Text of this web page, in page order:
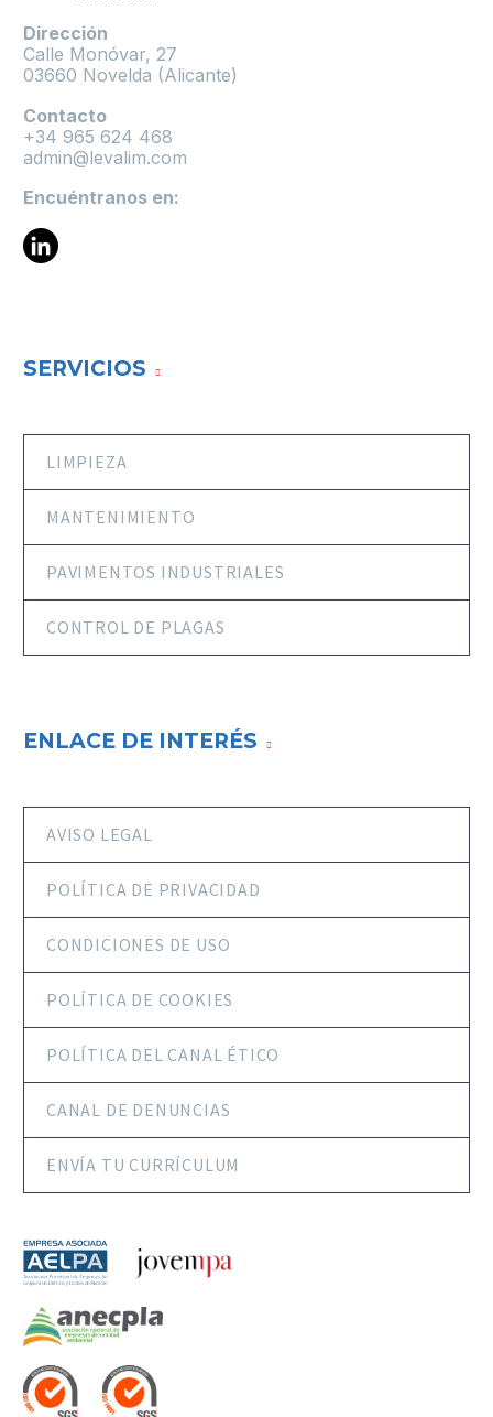
Dirección
Calle Monóvar, 27
03660 Novelda (Alicante)
Contacto
+34 965 624 468
admin@levalim.com
Encuéntranos en:
SERVICIOS
LIMPIEZA
MANTENIMIENTO
PAVIMENTOS INDUSTRIALES
CONTROL DE PLAGAS
ENLACE DE INTERÉS
AVISO LEGAL
POLÍTICA DE PRIVACIDAD
CONDICIONES DE USO
POLÍTICA DE COOKIES
POLÍTICA DEL CANAL ÉTICO
CANAL DE DENUNCIAS
ENVÍA TU CURRÍCULUM